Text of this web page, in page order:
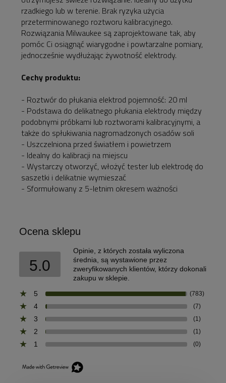
rzadkiego lub w terenie. Brak ryzyka użycia
przeterminowanego roztworu kalibracyjnego.
Rozwiązania Milwaukee są zaprojektowane tak, aby
pomóc Ci osiągnąć wiarygodne i powtarzalne pomiary,
jednocześnie wydłużając żywotność elektrody.
Cechy produktu:
- Roztwór do płukania elektrod pojemność: 20 ml
- Podstawa do delikatnego płukania elektrody między
podobnymi próbkami lub roztworami kalibracyjnymi, a
także do spłukiwania nagromadzonych osadów soli
- Uszczelniona przed światłem i powietrzem
- Idealny do kalibracji na miejscu
- Wystarczy otworzyć, włożyć tester lub elektrodę do
saszetki i delikatnie wymieszać
- Sformułowany z 5-letnim okresem ważności
Ocena sklepu
5.0
Opinie, z których została wyliczona
średnia, są wystawione przez
zweryfikowanych klientów, którzy dokonali
zakupu w sklepie.
5
(783)
4 (7)
3 (1)
2 (1)
1 (0)